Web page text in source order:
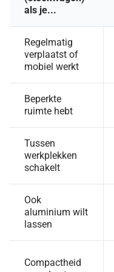
als je...
Regelmatig
verplaatst of
mobiel werkt
Beperkte
ruimte hebt
Tussen
werkplekken
schakelt
Ook
aluminium wilt
lassen
Compactheid